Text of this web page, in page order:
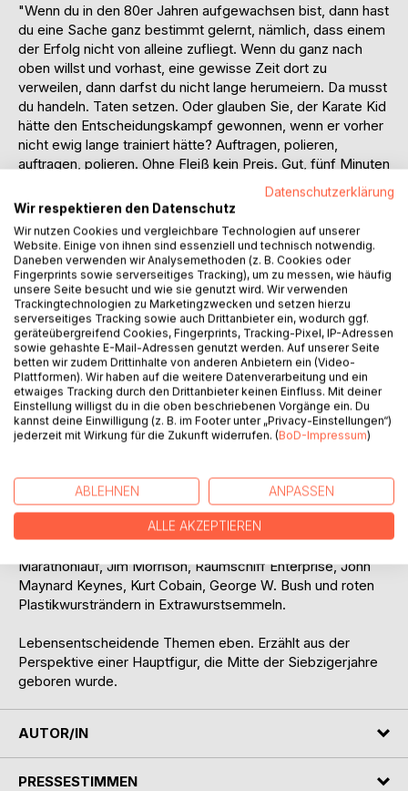
"Wenn du in den 80er Jahren aufgewachsen bist, dann hast
du eine Sache ganz bestimmt gelernt, nämlich, dass einem
der Erfolg nicht von alleine zufliegt. Wenn du ganz nach
oben willst und vorhast, eine gewisse Zeit dort zu
verweilen, dann darfst du nicht lange herumeiern. Da musst
du handeln. Taten setzen. Oder glauben Sie, der Karate Kid
hätte den Entscheidungskampf gewonnen, wenn er vorher
nicht ewig lange trainiert hätte? Auftragen, polieren,
auftragen, polieren. Ohne Fleiß kein Preis. Gut, fünf Minuten
zusammengeschnittenes, mit Synthie-Pop untermaltes
Training, entsprachen wohl schon in Filmzeit mindestens
drei, vier Monaten und in der Realität vermutlich einem
ganzen Jahr, aber da musst du eben durch. Am Ende des
Tages brauchte dafür kein Bösewicht mehr zu glauben,
dass er auch nur die geringste Chance hatte. Voll in die
Fresse!"
„Lebensfilm“ ist ein Roman, der sich mit den folgenden
Themenbereichen auseinandersetzt:
Sinn und Unsinn von Erfolg, Ehrgeiz, Versagen, Angst,
Liebe, Tod, Ethik, Moral, Doppelmoral, Inspektor Columbo,
Vorstadtidylle, Neid, Hass, Glück, Leid, Ehe, Zwang, Betrug,
Bud Spencer, Kindheit, Jugend, Selbstreflektion,
Persönlichkeitsentwicklung, Wirtschaft, Kultur,
Selbstaufgabe, Tom Cruise, Feinkostabteilungen,
Marathonlauf, Jim Morrison, Raumschiff Enterprise, John
Maynard Keynes, Kurt Cobain, George W. Bush und roten
Plastikwursträndern in Extrawurstsemmeln.
Lebensentscheidende Themen eben. Erzählt aus der
Perspektive einer Hauptfigur, die Mitte der Siebzigerjahre
geboren wurde.
AUTOR/IN
PRESSESTIMMEN
Datenschutzerklärung
Wir respektieren den Datenschutz
Wir nutzen Cookies und vergleichbare Technologien auf unserer
Website. Einige von ihnen sind essenziell und technisch notwendig.
Daneben verwenden wir Analysemethoden (z. B. Cookies oder
Fingerprints sowie serverseitiges Tracking), um zu messen, wie häufig
unsere Seite besucht und wie sie genutzt wird. Wir verwenden
Trackingtechnologien zu Marketingzwecken und setzen hierzu
serverseitiges Tracking sowie auch Drittanbieter ein, wodurch ggf.
geräteübergreifend Cookies, Fingerprints, Tracking-Pixel, IP-Adressen
sowie gehashte E-Mail-Adressen genutzt werden. Auf unserer Seite
betten wir zudem Drittinhalte von anderen Anbietern ein (Video-
Plattformen). Wir haben auf die weitere Datenverarbeitung und ein
etwaiges Tracking durch den Drittanbieter keinen Einfluss. Mit deiner
Einstellung willigst du in die oben beschriebenen Vorgänge ein. Du
kannst deine Einwilligung (z. B. im Footer unter „Privacy-Einstellungen“)
jederzeit mit Wirkung für die Zukunft widerrufen. (BoD-Impressum)
ABLEHNEN ANPASSEN
ALLE AKZEPTIEREN